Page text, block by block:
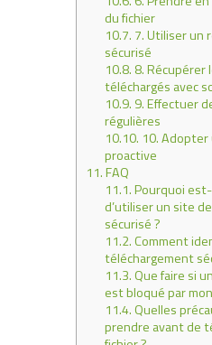
du fichier
10.7. 7. Utiliser un
sécurisé
10.8. 8. Récupérer
téléchargés avec
10.9. 9. Effectuer
régulières
10.10. 10.
proactive
11.FAQ
11.1.Pourquoi
d’utiliser un site
sécurisé ?
11.2.Comment
téléchargement
11.3.Que faire si
est bloqué par
11.4.Quelles
prendre avant de